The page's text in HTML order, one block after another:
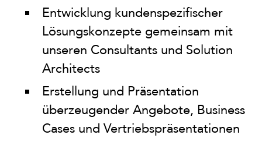
Entwicklung kundenspezifischer
Lösungskonzepte gemeinsam mit
unseren Consultants und Solution
Architects
Erstellung und Präsentation
überzeugender Angebote, Business
Cases und Vertriebspräsentationen